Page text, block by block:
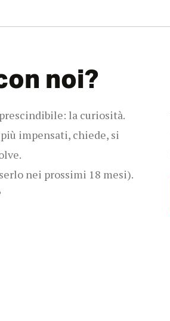
noi?
la curiosità.
impensati, chiede, si
nei prossimi 18 mesi).